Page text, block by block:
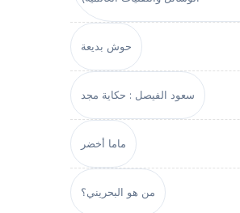
حوش بديعة
سعود الفيصل : حكاية مجد
ماما أخضر
من هو البحريني؟